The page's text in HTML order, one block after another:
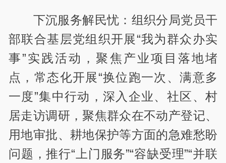
下沉服务解民忧：组织分局党员干
部联合基层党组织开展“我为群众办实
事”实践活动，聚焦产业项目落地堵
点，常态化开展“换位跑一次、满意多
一度”集中行动，深入企业、社区、村
居走访调研，聚焦群众在不动产登记、
用地审批、耕地保护等方面的急难愁盼
问题，推行“上门服务”“容缺受理”“并联